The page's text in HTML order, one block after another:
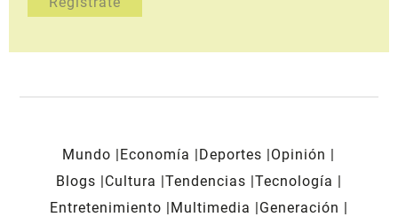
Mundo Economía Deportes
Opinión
Blogs
Cultura Tendencias Tecnología
Entretenimiento
Multimedia
Generación